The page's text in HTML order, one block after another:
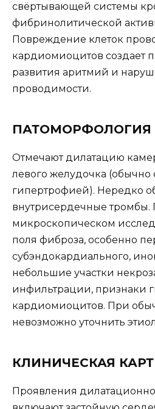
свёртывающей системы
фибринолитической
Повреждение клеток
кардиомиоцитов создает
развития аритмий и
проводимости.
ПАТОМОРФОЛОГИЯ
Отмечают дилатацию
левого желудочка (обычно
гипертрофией). Нередко
внутрисердечные тромбы.
микроскопическом
поля фиброза, особенно
субэндокардиального,
небольшие участки
инфильтрации, признаки
кардиомиоцитов. При
невозможно уточнить
КЛИНИЧЕСКАЯ
Проявления